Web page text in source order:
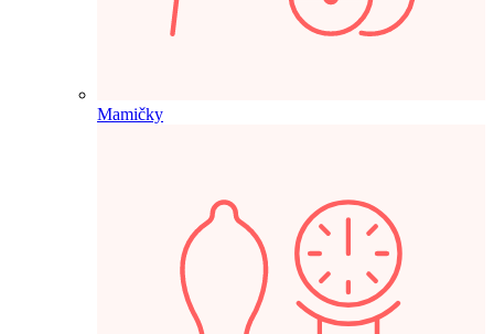
Mamičky